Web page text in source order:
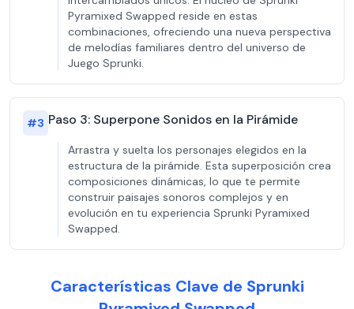
Pyramixed Swapped reside en estas
combinaciones, ofreciendo una nueva perspectiva
de melodías familiares dentro del universo de
Juego Sprunki.
#3 Paso 3: Superpone Sonidos en la Pirámide
Arrastra y suelta los personajes elegidos en la
estructura de la pirámide. Esta superposición crea
composiciones dinámicas, lo que te permite
construir paisajes sonoros complejos y en
evolución en tu experiencia Sprunki Pyramixed
Swapped.
Características Clave de Sprunki